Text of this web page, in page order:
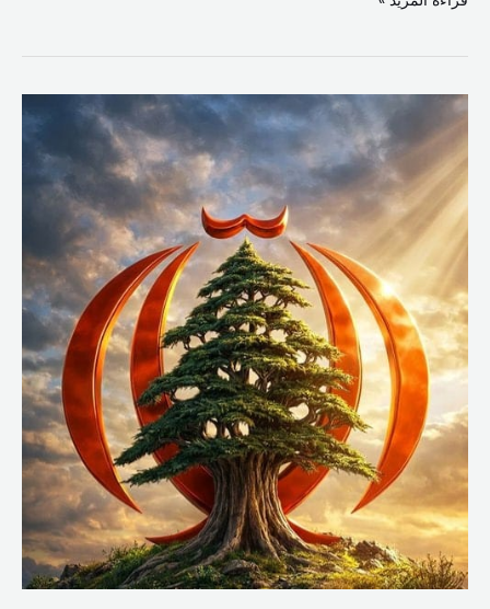
بين
المطرقة
والسندان